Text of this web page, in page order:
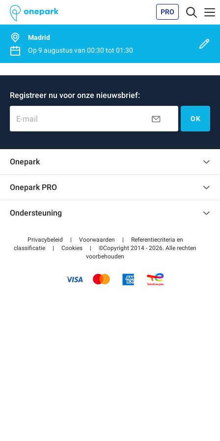
PRO
Madrid
Op9 augustusvan 00:30 tot 01:30
Registreer nu voor onze nieuwsbrief:
E-mail OK
Onepark
Onepark PRO
Word partner van Onepark
Ondersteuning
Helpcentrum
Betalen voor parkeren FLOW
Privacybeleid | Voorwaarden |
Referentiecriteria en
classificatie
| Cookies |
©Copyright 2014 - 2026. Alle rechten
voorbehouden